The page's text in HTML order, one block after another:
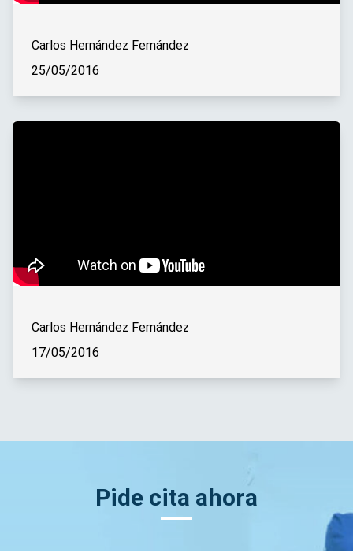
Carlos Hernández Fernández
25/05/2016
Carlos Hernández Fernández
17/05/2016
Pide cita ahora